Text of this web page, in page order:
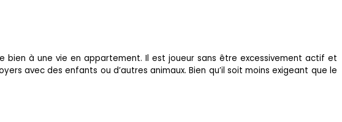
bien à une vie en appartement. Il est joueur sans être excessivement actif et
avec des enfants ou d’autres animaux. Bien qu’il soit moins exigeant que le